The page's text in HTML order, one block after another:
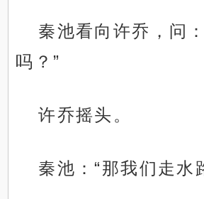
秦池看向许乔，问
吗？”
许乔摇头。
秦池：“那我们走水